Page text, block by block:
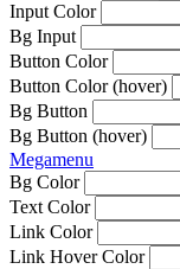
Input Color
Bg Input
Button Color
Button Color (hover)
Bg Button
Bg Button (hover)
Megamenu
Bg Color
Text Color
Link Color
Link Hover Color